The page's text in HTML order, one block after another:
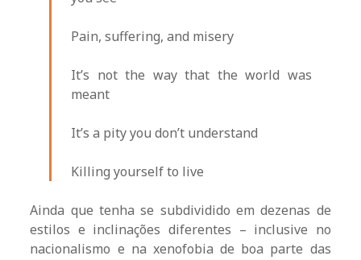
Pain, suffering, and misery
It’s not the way that the world was
meant
It’s a pity you don’t understand
Killing yourself to live
Ainda que tenha se subdividido em dezenas de
estilos e inclinações diferentes – inclusive no
nacionalismo e na xenofobia de boa parte das